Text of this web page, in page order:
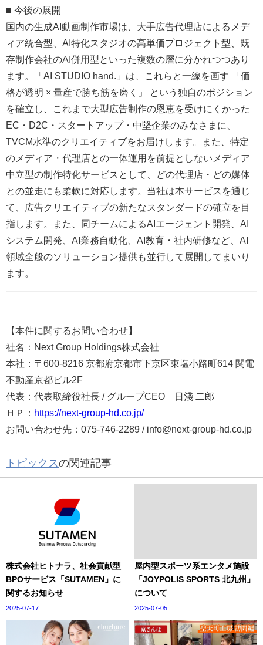
■ 今後の展開
国内の生成AI動画制作市場は、大手広告代理店によるメデ
ィア統合型、AI特化スタジオの高単価プロジェクト型、既
存制作会社のAI併用型といった複数の層に分かれつつあり
ます。「AI STUDIO hand.」は、これらと一線を画す 「価
格が透明 × 量産で勝ち筋を磨く」 という独自のポジション
を確立し、これまで大型広告制作の恩恵を受けにくかった
EC・D2C・スタートアップ・中堅企業のみなさまに、
TVCM水準のクリエイティブをお届けします。また、特定
のメディア・代理店との一体運用を前提としないメディア
中立型の制作特化サービスとして、どの代理店・どの媒体
との並走にも柔軟に対応します。当社は本サービスを通じ
て、広告クリエイティブの新たなスタンダードの確立を目
指します。また、同チームによるAIエージェント開発、AI
システム開発、AI業務自動化、AI教育・社内研修など、AI
領域全般のソリューション提供も並行して展開してまいり
ます。
【本件に関するお問い合わせ】
社名：Next Group Holdings株式会社
本社：〒600-8216 京都府京都市下京区東塩小路町614 関電
不動産京都ビル2F
代表：代表取締役社長 / グループCEO 日淺 二郎
ＨＰ： https://next-group-hd.co.jp/
お問い合わせ先：075-746-2289 / info@next-group-hd.co.jp
トピックスの関連記事
株式会社ヒトナラ、社会貢献型
BPOサービス「SUTAMEN」に
関するお知らせ
2025-07-17
屋内型スポーツ系エンタメ施設
「JOYPOLIS SPORTS 北九州」
について
2025-07-05